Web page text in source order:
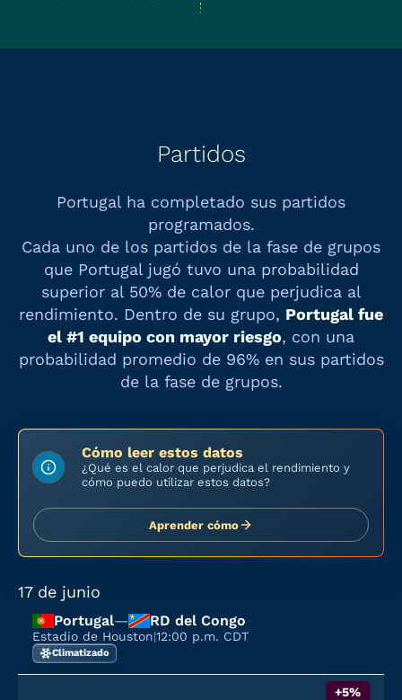
Partidos
Portugal ha completado sus partidos
programados.
Cada uno de los partidos de la fase de grupos
que Portugal jugó tuvo una probabilidad
superior al 50% de calor que perjudica al
rendimiento. Dentro de su grupo, Portugal fue
el #1 equipo con mayor riesgo, con una
probabilidad promedio de 96%en sus partidos
de la fase de grupos.
Cómo leer estos datos
¿Qué es el calor que perjudica el rendimiento y
cómo puedo utilizar estos datos?
Aprender cómo
17 de junio
Portugal— RD del Congo
Estadio de Houston|12:00 p.m. CDT
Climatizado
+5%